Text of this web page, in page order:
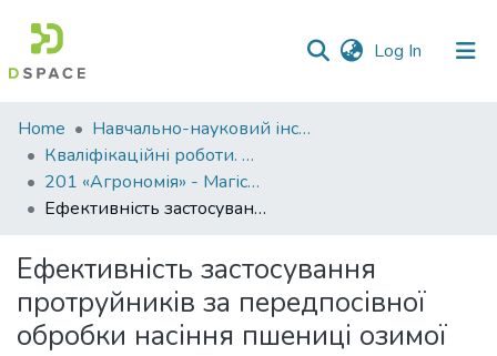
Log In (current)
Communities
&
Collections
All of DSpace
Statistics
Home
Навчально-науковий інститут агротехнологій, селекції та екології
Кваліфікаційні роботи. ННІ агротехнологій, селекції та екології
201 «Агрономія» - Магістри 2024-2025
Ефективність застосування протруйників за передпосівної обробки насіння пшениці озимої
Ефективність застосування
протруйників за передпосівної
обробки насіння пшениці озимої